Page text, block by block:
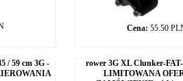
Cena: 55.50
/ 59 cm 3G -
rower 3G XL Clunker-
LIMITOWANA